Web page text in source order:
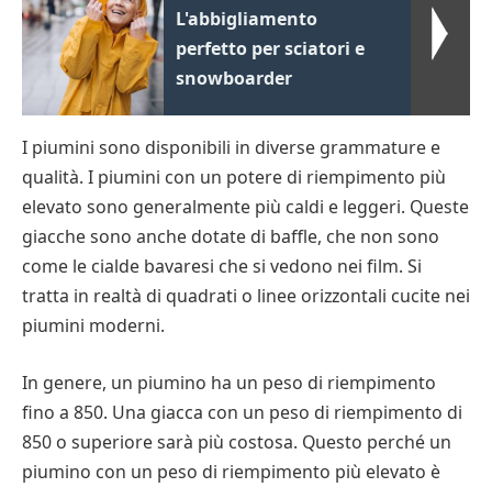
L'abbigliamento
perfetto per sciatori e
snowboarder
I piumini sono disponibili in diverse grammature e
qualità. I piumini con un potere di riempimento più
elevato sono generalmente più caldi e leggeri. Queste
giacche sono anche dotate di baffle, che non sono
come le cialde bavaresi che si vedono nei film. Si
tratta in realtà di quadrati o linee orizzontali cucite nei
piumini moderni.
In genere, un piumino ha un peso di riempimento
fino a 850. Una giacca con un peso di riempimento di
850 o superiore sarà più costosa. Questo perché un
piumino con un peso di riempimento più elevato è